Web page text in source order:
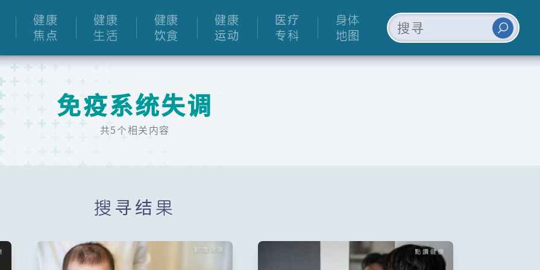
健康
焦点
健康
生活
健康
饮食
健康
运动
医疗
专科
身体
地图
免疫系统失调
共5个相关内容
搜寻结果